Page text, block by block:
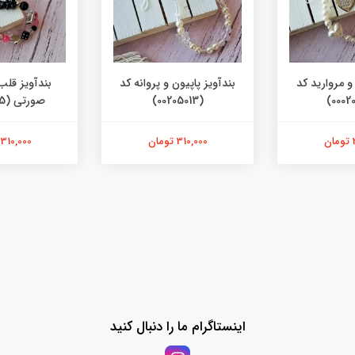
مروارید کد
بندآویز پاپیون و پروانه کد
(00205013)
310,000 تومان
بندآویز
صورتی (00205015)
310,000 تومان
اینستاگرام ما را دنبال کنید